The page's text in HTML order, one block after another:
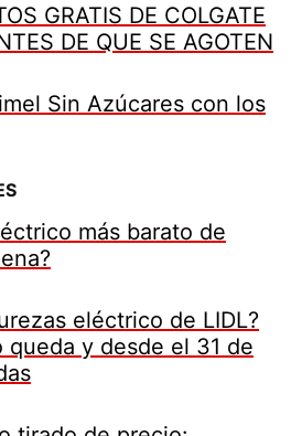
GRATIS DE COLGATE
DE QUE SE AGOTEN
Sin Azúcares con los
más barato de
eléctrico de LIDL?
queda y desde el 31 de